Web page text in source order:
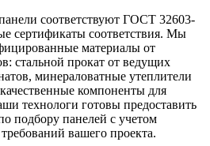
соответствуют ГОСТ 32603-
сертификаты соответствия. Мы
материалы от
стальной прокат от ведущих
минераловатные утеплители
компоненты для
технологи готовы предоставить
подбору панелей с учетом
вашего проекта.